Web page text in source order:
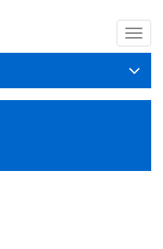
導
覽
列
關